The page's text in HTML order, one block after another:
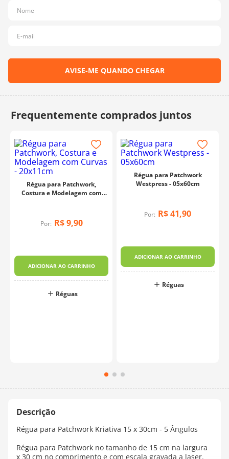
Régua para Patchwork,
Costura e Modelagem com
Por: R$ 9,90
ADICIONAR AO CARRINHO
Réguas
Régua para Patchwork
Westpress - 05x60cm
Por: R$41,90
ADICIONAR AO CARRINHO
Réguas
Régua para Patchwork Kriativa 15 x 30cm - 5 Ângulos
Régua para Patchwork no tamanho de 15 cm na largura
x 30 cm no comprimento e com escala gravada a laser.
10º